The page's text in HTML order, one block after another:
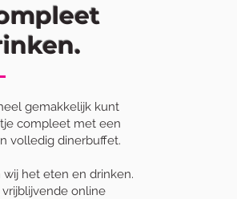
gemakkelijk kunt
compleet met een
volledig dinerbuffet.
het eten en drinken.
online